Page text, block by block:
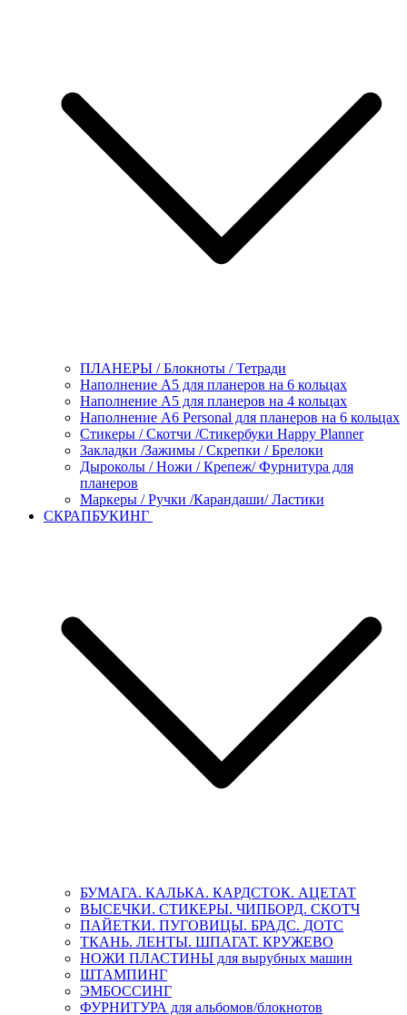
ПЛАНЕРЫ / Блокноты / Тетради
Наполнение А5 для планеров на 6 кольцах
Наполнение А5 для планеров на 4 кольцах
Наполнение А6 Personal для планеров на 6 кольцах
Стикеры / Скотчи /Стикербуки Happy Planner
Закладки /Зажимы / Скрепки / Брелоки
Дыроколы / Ножи / Крепеж/ Фурнитура для
планеров
Маркеры / Ручки /Карандаши/ Ластики
СКРАПБУКИНГ
БУМАГА. КАЛЬКА. КАРДСТОК. АЦЕТАТ
ВЫСЕЧКИ. СТИКЕРЫ. ЧИПБОРД. СКОТЧ
ПАЙЕТКИ. ПУГОВИЦЫ. БРАДС. ДОТС
ТКАНЬ. ЛЕНТЫ. ШПАГАТ. КРУЖЕВО
НОЖИ ПЛАСТИНЫ для вырубных машин
ШТАМПИНГ
ЭМБОССИНГ
ФУРНИТУРА для альбомов/блокнотов